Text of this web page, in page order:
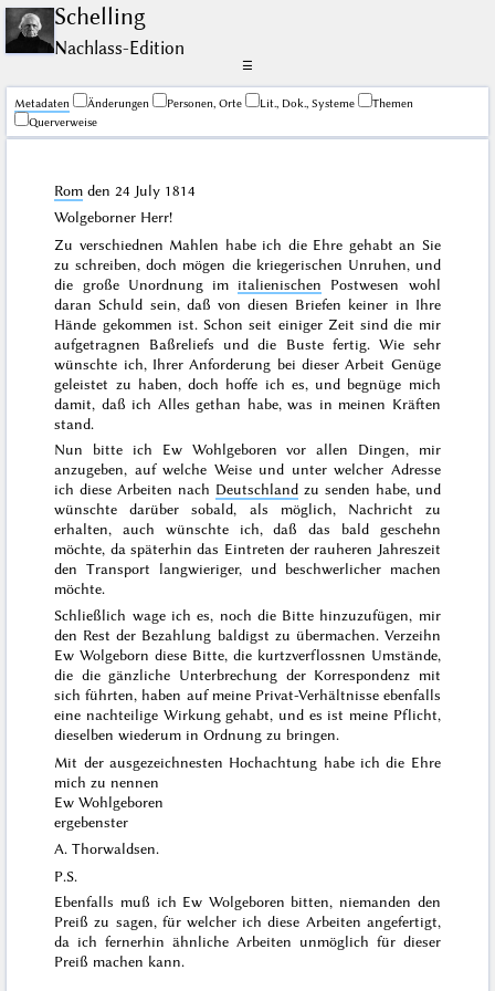
Schelling
Nachlass-Edition
☰
Me­ta­da­ten Änderungen Personen, Orte Lit., Dok., Systeme
Themen
Querverweise
Rom den24 July 1814
Wolgeborner Herr!
Zu verschiednen Mahlen habe ich die Ehre gehabt an Sie
zu schreiben, doch mögen die kriegerischen Unruhen, und
die große Unordnung im italienischen Postwesen wohl
daran Schuld sein, daß von diesen Briefen keiner in Ihre
Hände gekommen ist. Schon seit einiger Zeit sind die mir
aufgetragnen Baßreliefs und die Buste fertig. Wie sehr
wünschte ich, Ihrer Anforderung bei dieser Arbeit Genüge
geleistet zu haben, doch hoffe ich es, und begnüge mich
damit, daß ich Alles gethan habe, was in meinen Kräften
stand.
Nun bitte ich Ew Wohlgeboren vor allen Dingen, mir
anzugeben, auf welche Weise und unter welcher Adresse
ich diese Arbeiten nach Deutschland zu senden habe, und
wünschte darüber sobald, als möglich, Nachricht zu
erhalten, auch wünschte ich, daß das bald geschehn
möchte, da späterhin das Eintreten der rauheren Jahreszeit
den Transport langwieriger, und beschwerlicher machen
möchte.
Schließlich wage ich es, noch die Bitte hinzuzufügen, mir
den Rest der Bezahlung baldigst zu übermachen. Verzeihn
Ew Wolgeborn diese Bitte, die kurtzverflossnen Umstände,
die die gänzliche Unterbrechung der Korrespondenz mit
sich führten, haben auf meine Privat-Verhältnisse ebenfalls
eine nachteilige Wirkung gehabt, und es ist meine Pflicht,
dieselben wiederum in Ordnung zu bringen.
Mit der ausgezeichnesten Hochachtung habe ich die Ehre
mich zu nennen
Ew Wohlgeboren
ergebenster
A. Thorwaldsen.
P.S.
Ebenfalls muß ich Ew Wolgeboren bitten, niemanden den
Preiß zu sagen, für welcher ich diese Arbeiten angefertigt,
da ich fernerhin ähnliche Arbeiten unmöglich für dieser
Preiß machen kann.